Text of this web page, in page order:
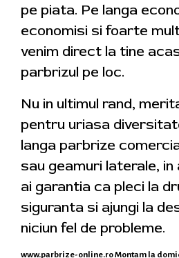
pe piata. Pe langa
economisi si foarte
venim direct la tine
parbrizul pe loc.
Nu in ultimul rand,
pentru uriasa
langa parbrize
sau geamuri laterale,
ai garantia ca pleci la
siguranta si ajungi la
niciun fel de probleme.
www.parbrize-online.roMontam la